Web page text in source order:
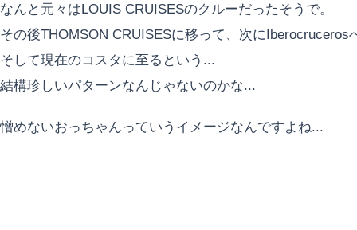
なんと元々はLOUIS CRUISESのクルーだったそうで。
その後THOMSON CRUISESに移って、次にIberocruceros
そして現在のコスタに至るという...
結構珍しいパターンなんじゃないのかな...
憎めないおっちゃんっていうイメージなんですよね...